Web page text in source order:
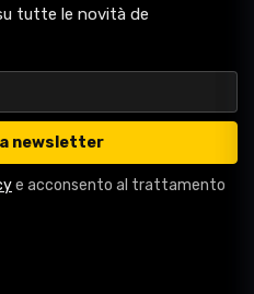
tutte le novità de
newsletter
e acconsento al trattamento